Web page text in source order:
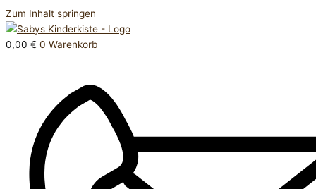
Zum Inhalt springen
0,00 € 0 Warenkorb